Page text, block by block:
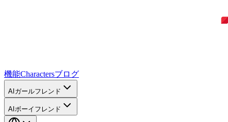
機能Charactersブログ
AIガールフレンド
AIボーイフレンド